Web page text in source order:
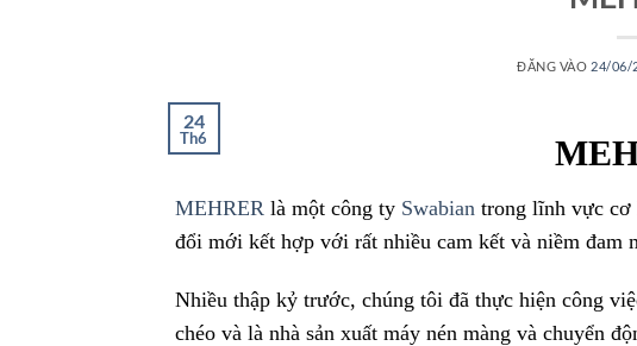
ĐĂNG VÀO 24/06/
24
Th6
MEHRER là một công ty Swabian trong lĩnh vực cơ
đổi mới kết hợp với rất nhiều cam kết và niềm đam
Nhiều thập kỷ trước, chúng tôi đã thực hiện công
chéo và là nhà sản xuất máy nén màng và chuyển